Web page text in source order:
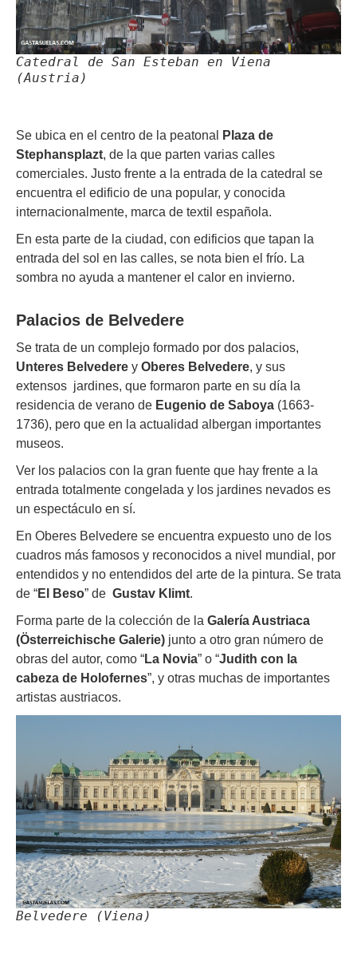
Catedral de San Esteban en Viena
(Austria)
Se ubica en el centro de la peatonal
Plaza de
Stephansplazt, de la que parten varias calles
comerciales. Justo frente a la entrada de la catedral se
encuentra el edificio de una popular, y conocida
internacionalmente, marca de textil española.
En esta parte de la ciudad, con edificios que tapan la
entrada del sol en las calles, se nota bien el frío. La
sombra no ayuda a mantener el calor en invierno.
Palacios de Belvedere
Se trata de un complejo formado por dos palacios,
Unteres Belvedere y Oberes Belvedere, y sus
extensos jardines, que formaron parte en su día la
residencia de verano de Eugenio de Saboya (1663-
1736), pero que en la actualidad albergan importantes
museos.
Ver los palacios con la gran fuente que hay frente a la
entrada totalmente congelada y los jardines nevados es
un espectáculo en sí.
En Oberes Belvedere se encuentra expuesto uno de los
cuadros más famosos y reconocidos a nivel mundial, por
entendidos y no entendidos del arte de la pintura. Se trata
de “El Beso” de Gustav Klimt.
Forma parte de la colección de la Galería Austriaca
(Österreichische Galerie) junto a otro gran número de
obras del autor, como “La Novia” o “Judith con la
cabeza de Holofernes”, y otras muchas de importantes
artistas austriacos.
Belvedere (Viena)